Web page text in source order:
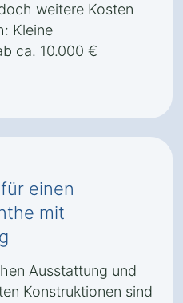
weitere Kosten
Kleine
ca. 10.000 €
einen
mit
Ausstattung und
Konstruktionen sind